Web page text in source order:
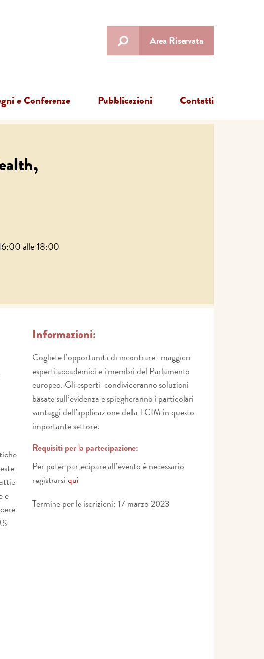
Area Riservata
e Conferenze Pubblicazioni Contatti
alle 18:00
e
Informazioni:
Cogliete l’opportunità di incontrare i maggiori
esperti accademici e i membri del Parlamento
europeo. Gli esperti condivideranno soluzioni
basate sull’evidenza e spiegheranno i particolari
vantaggi dell’applicazione della TCIM in questo
importante settore.
Requisiti per la partecipazione:
Per poter partecipare all’evento è necessario
registrarsiqui
Termine per le iscrizioni: 17 marzo 2023